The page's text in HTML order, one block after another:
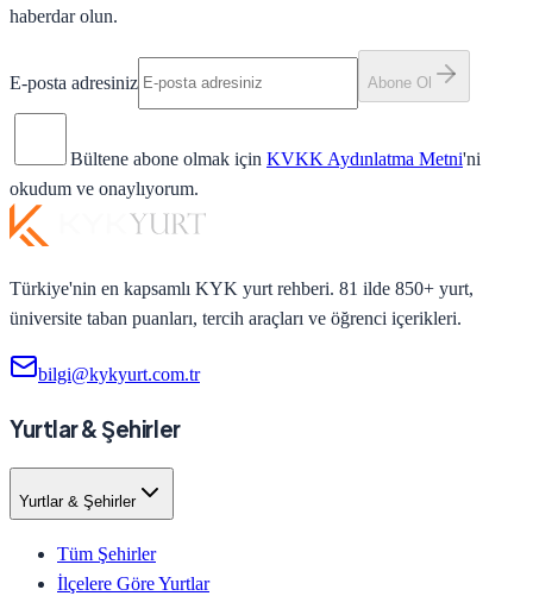
haberdar olun.
E-posta adresiniz Abone Ol
Bültene abone olmak için KVKK Aydınlatma Metni'ni
okudum ve onaylıyorum.
Türkiye'nin en kapsamlı KYK yurt rehberi. 81 ilde 850+ yurt,
üniversite taban puanları, tercih araçları ve öğrenci içerikleri.
bilgi@kykyurt.com.tr
Yurtlar & Şehirler
Yurtlar & Şehirler
Tüm Şehirler
İlçelere Göre Yurtlar